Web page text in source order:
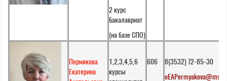
2 курс
бакалавриат
(на базе СПО)
Пермякова
Екатерина
1,2,3,4,5,6
курсы
606
8(3532) 72-85-30